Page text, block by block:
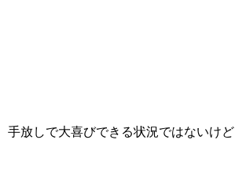
手放しで大喜びできる状況ではないけど